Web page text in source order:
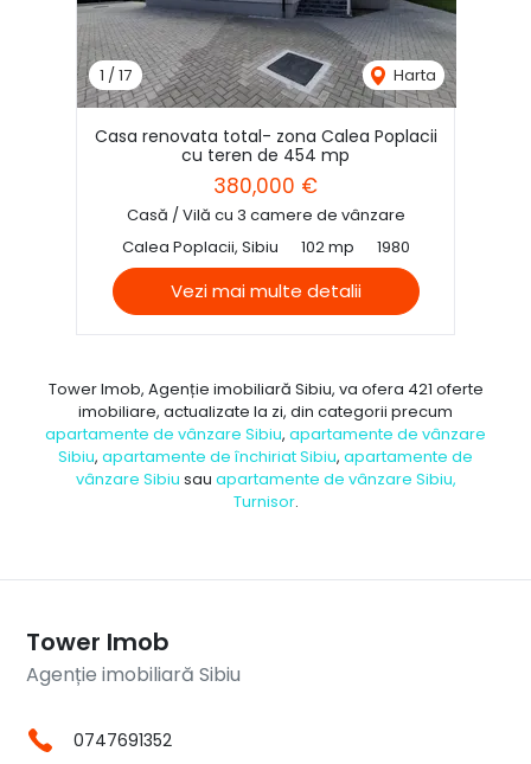
1 /17 Harta
Casa renovata total- zona Calea Poplacii
cu teren de 454 mp
380,000 €
Casă / Vilă cu 3 camere de vânzare
Calea Poplacii, Sibiu
102 mp 1980
Vezi mai multe detalii
Tower Imob, Agenție imobiliară Sibiu, va ofera 421 oferte
imobiliare, actualizate la zi, din categorii precum
apartamente de vânzare Sibiu, apartamente de vânzare
Sibiu, apartamente de închiriat Sibiu, apartamente de
vânzare Sibiu sau apartamente de vânzare Sibiu,
Turnisor.
Tower Imob
Agenție imobiliară Sibiu
0747691352